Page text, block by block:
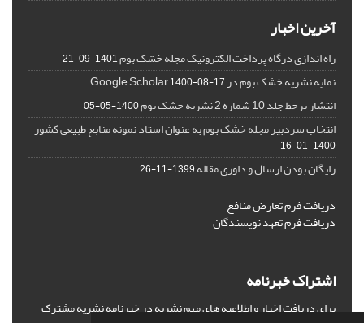
آخرین اخبار
راه اندازی درگاه پرداخت الکترونیک مجله خشک بوم1401-09-21
نمایه نشریه خشک بوم در Google Scholar1400-08-17
انتشار برخط جلد 10 شماره 2 نشریه خشک بوم 1400-05-05
انتخاب سردبیر مجله خشک بوم به عنوان استاد نمونه منابع طبیعی کشور
1400-01-16
رایگان بودن ارسال و داوری مقاله1399-11-26
دریافت فرم تعارض منافع
دریافت فرم تعهد نویسندگان
اشتراک خبرنامه
برای دریافت اخبار و اطلاعیه های مهم نشریه در خبرنامه نشریه مشترک